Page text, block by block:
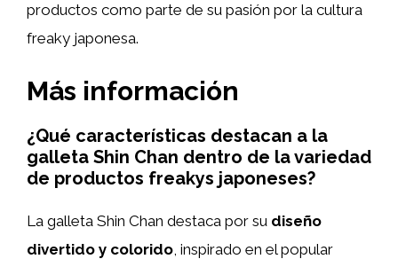
productos como parte de su pasión por la cultura
freaky japonesa.
Más información
¿Qué características destacan a la
galleta Shin Chan dentro de la variedad
de productos freakys japoneses?
La galleta Shin Chan destaca por su diseño
divertido y colorido , inspirado en el popular